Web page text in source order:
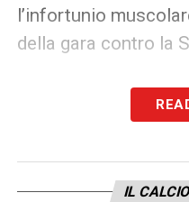
l’infortunio
della gara contro la
Il francese
per la partita di
IL